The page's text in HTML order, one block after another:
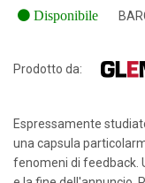
Disponibile
Prodotto da:
Espressamente
una capsula
fenomeni di feedback.